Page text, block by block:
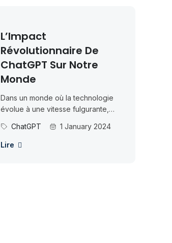
L’Impact
Révolutionnaire De
ChatGPT Sur Notre
Monde
Dans un monde où la technologie
évolue à une vitesse fulgurante,
positionne en tête de liste...
ChatGPT 1 January 2024
Lire